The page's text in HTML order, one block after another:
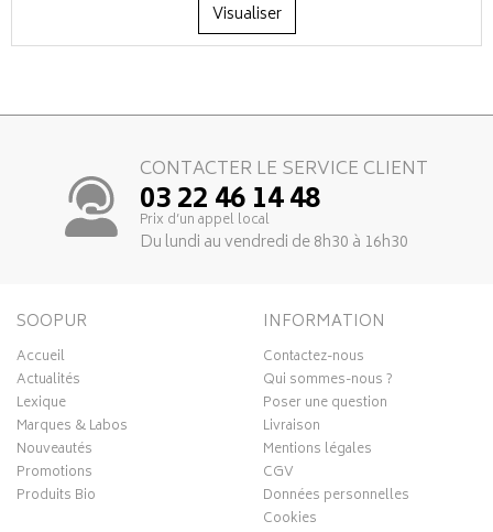
Visualiser
CONTACTER LE SERVICE CLIENT
03 22 46 14 48
Prix d’un appel local
Du lundi au vendredi de 8h30 à 16h30
SOOPUR
Accueil
Actualités
Lexique
Marques & Labos
Nouveautés
Promotions
Produits Bio
INFORMATION
Contactez-nous
Qui sommes-nous ?
Poser une question
Livraison
Mentions légales
CGV
Données personnelles
Cookies